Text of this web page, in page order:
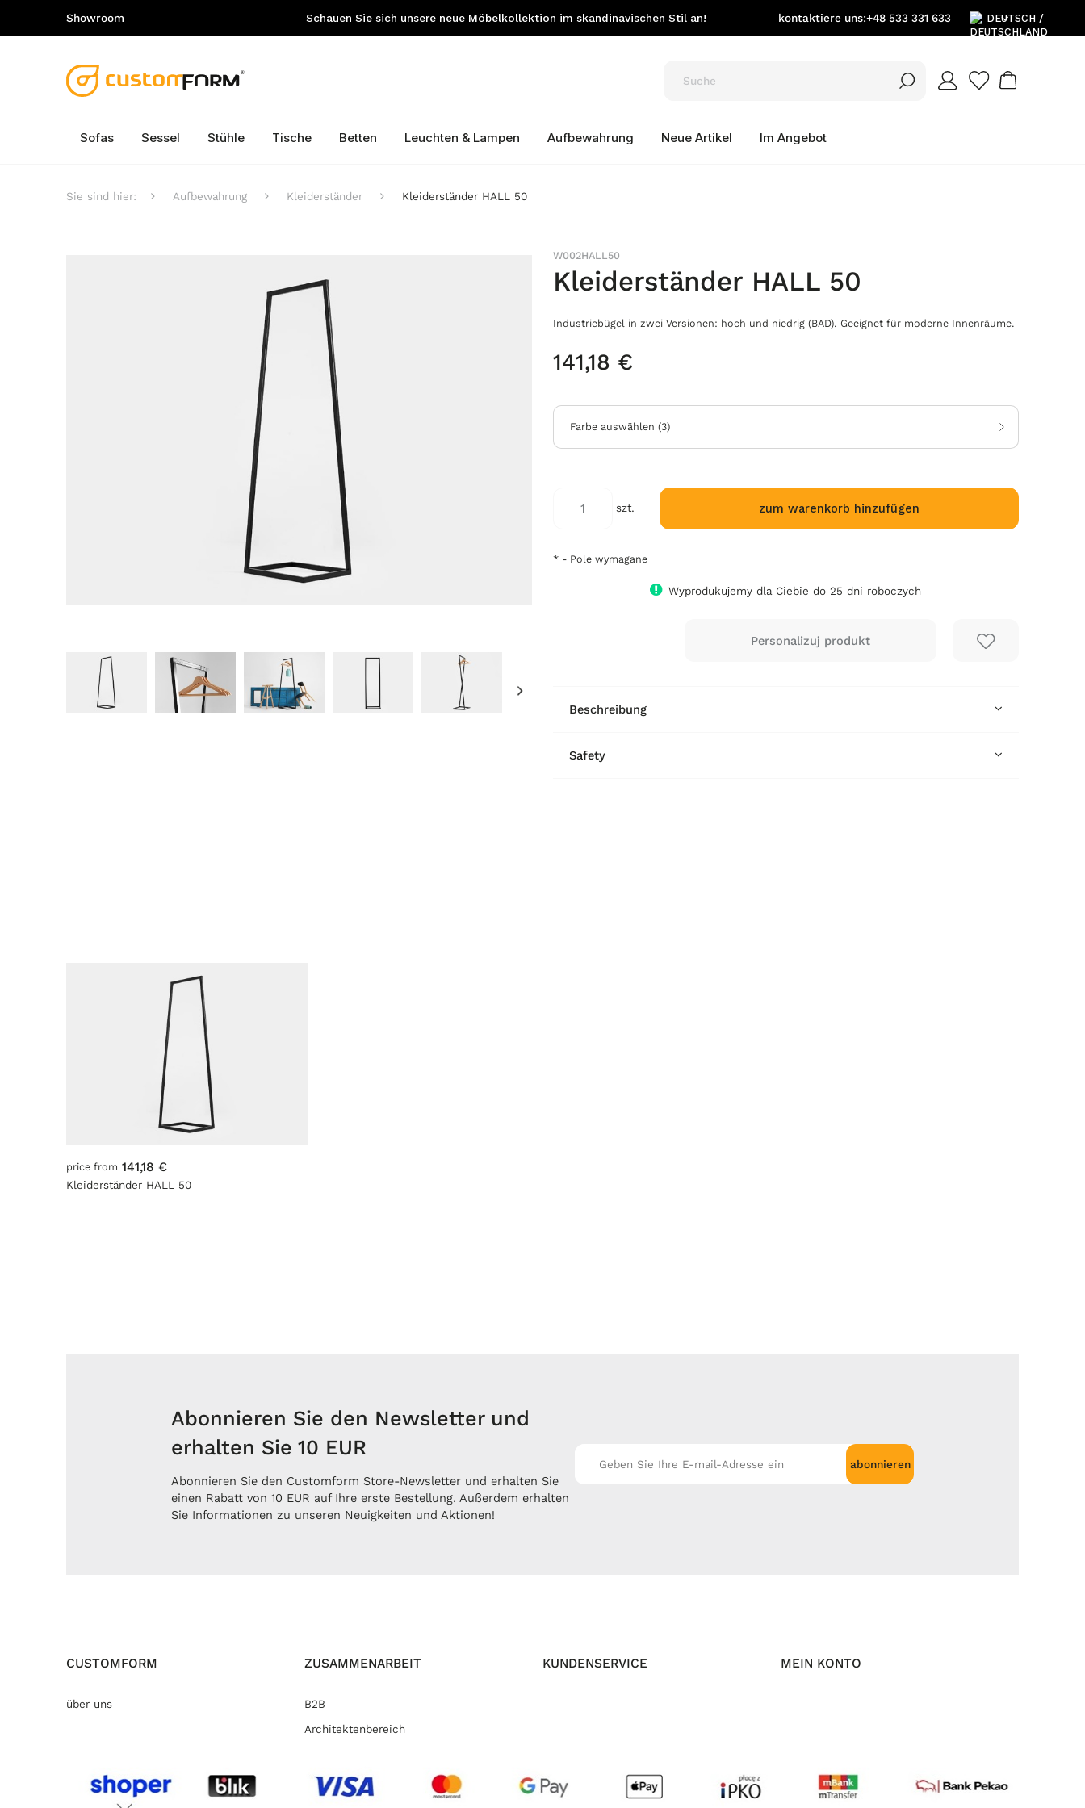
EN
Showroom Schauen Sie sich unsere neue Möbelkollektion im skandinavischen Stil an! kontaktiere uns:+48 533 331 633
Sofas Sessel Stühle Tische Betten Leuchten & Lampen Aufbewahrung Neue Artikel Im Angebot
Sie sind hier: Aufbewahrung Kleiderständer Kleiderständer HALL 50
W002HALL50
Kleiderständer HALL 50
Industriebügel in zwei Versionen: hoch und niedrig (BAD). Geeignet für moderne Innenräume.
141,18 €
Farbe auswählen (3)
szt. zum warenkorb hinzufügen
*- Pole wymagane
Wyprodukujemy dla Ciebie do 25 dni roboczych
Beschreibung
Safety
price from 141,18 €
Kleiderständer HALL 50
Abonnieren Sie den Newsletter und
erhalten Sie 10 EUR
Abonnieren Sie den Customform Store-Newsletter und erhalten Sie
einen Rabatt von 10 EUR auf Ihre erste Bestellung. Außerdem erhalten
Sie Informationen zu unseren Neuigkeiten und Aktionen!
abonnieren
CUSTOMFORM
über uns
ZUSAMMENARBEIT
B2B
Architektenbereich
KUNDENSERVICE MEIN KONTO